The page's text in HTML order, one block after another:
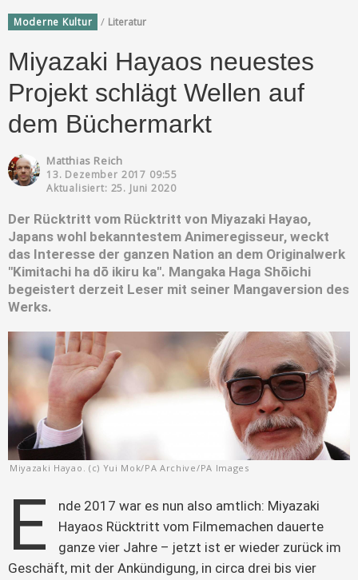
Moderne Kultur / Literatur
Miyazaki Hayaos neuestes
Projekt schlägt Wellen auf
dem Büchermarkt
Matthias Reich
13. Dezember 2017 09:55
Aktualisiert: 25. Juni 2020
Der Rücktritt vom Rücktritt von Miyazaki Hayao,
Japans wohl bekanntestem Animeregisseur, weckt
das Interesse der ganzen Nation an dem Originalwerk
"Kimitachi ha dō ikiru ka". Mangaka Haga Shōichi
begeistert derzeit Leser mit seiner Mangaversion des
Werks.
Miyazaki Hayao. (c) Yui Mok/PA Archive/PA Images
E
nde 2017 war es nun also amtlich: Miyazaki
Hayaos Rücktritt vom Filmemachen dauerte
ganze vier Jahre – jetzt ist er wieder zurück im
Geschäft, mit der Ankündigung, in circa drei bis vier